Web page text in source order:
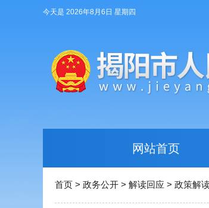
今天是 2026年8月6日 星期四
网站首页
首页 > 政务公开 > 解读回应 > 政策解